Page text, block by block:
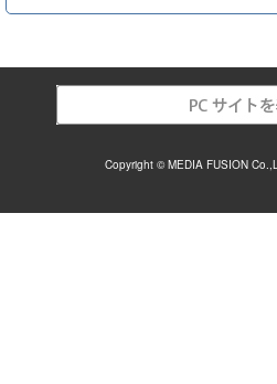
Copyright © MEDIA FUSION